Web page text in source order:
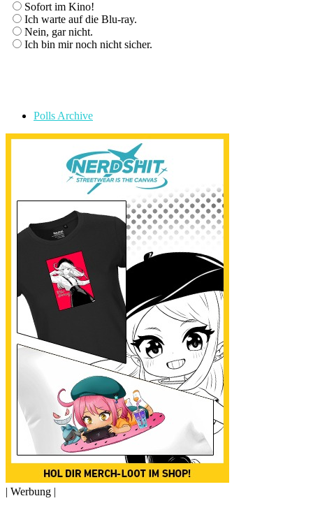
Sofort im Kino!
Ich warte auf die Blu-ray.
Nein, gar nicht.
Ich bin mir noch nicht sicher.
Polls Archive
| Werbung |